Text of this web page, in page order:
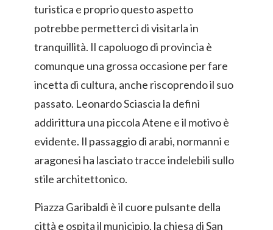
turistica e proprio questo aspetto
potrebbe permetterci di visitarla in
tranquillità. Il capoluogo di provincia è
comunque una grossa occasione per fare
incetta di cultura, anche riscoprendo il suo
passato. Leonardo Sciascia la definì
addirittura una piccola Atene e il motivo è
evidente. Il passaggio di arabi, normanni e
aragonesi ha lasciato tracce indelebili sullo
stile architettonico.
Piazza Garibaldi è il cuore pulsante della
città e ospita il municipio, la chiesa di San